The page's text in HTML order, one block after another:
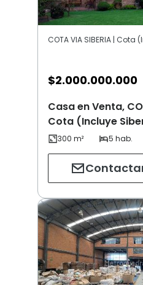
COTA VIA SIBERIA | Cota
$2.000.000.000
Casa en Venta,
Cota (Incluye